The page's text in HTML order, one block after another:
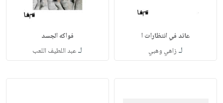
عائد في انتظارات ا
لـ زاهي وهبي
فواكه الجسد
لـعبد اللطيف اللعب